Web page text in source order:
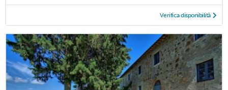
Verifica disponibilità